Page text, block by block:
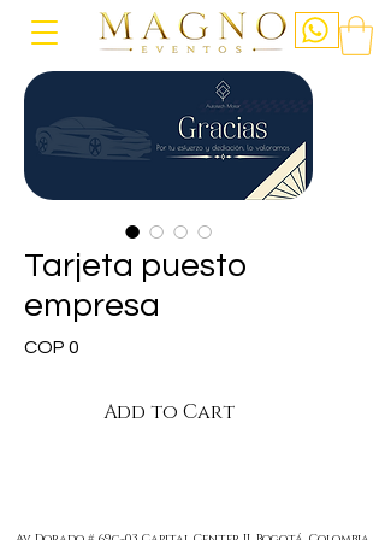
Tarjeta puesto
empresa
COP 0
Add to Cart